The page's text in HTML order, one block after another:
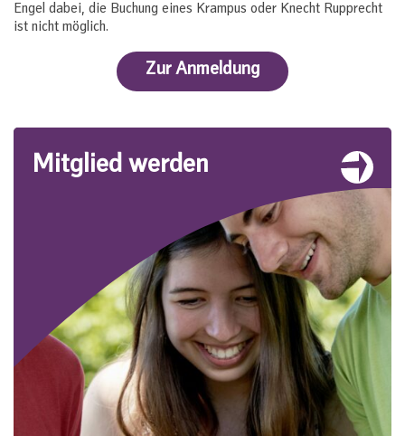
Engel dabei, die Buchung eines Krampus oder Knecht Rupprecht
ist nicht möglich.
Zur Anmeldung
Mitglied werden